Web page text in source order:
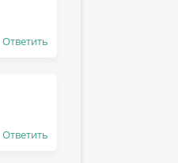
Ответить
Ответить